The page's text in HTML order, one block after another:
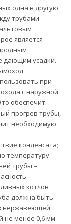
одна в другую.
трубами
является
дающим усадки.
при
с наружной
обеспечит:
прогрев трубы,
необходимую
конденсата;
температуру
трубы –
котлов
должна быть
нержавеющей
не менее 0,6 мм.